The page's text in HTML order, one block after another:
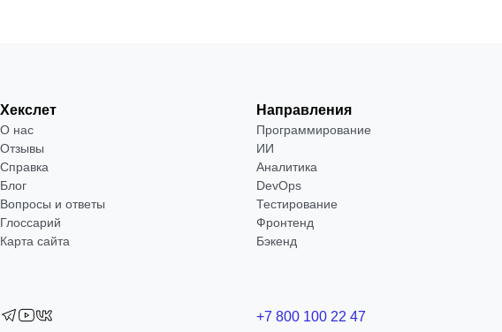
Хекслет
О нас
Отзывы
Справка
Блог
Вопросы и ответы
Глоссарий
Карта сайта
Направления
Программирование
ИИ
Аналитика
DevOps
Тестирование
Фронтенд
Бэкенд
+7 800 100 22 47